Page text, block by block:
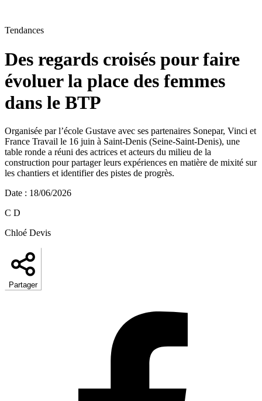
Tendances
Des regards croisés pour faire
évoluer la place des femmes
dans le BTP
Organisée par l’école Gustave avec ses partenaires Sonepar, Vinci et
France Travail le 16 juin à Saint-Denis (Seine-Saint-Denis), une
table ronde a réuni des actrices et acteurs du milieu de la
construction pour partager leurs expériences en matière de mixité sur
les chantiers et identifier des pistes de progrès.
Date : 18/06/2026
C D
Chloé Devis
Partager